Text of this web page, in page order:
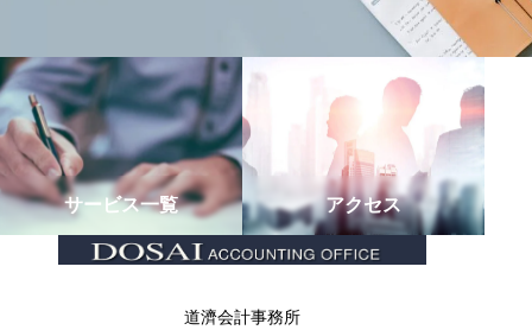
サービス一覧 アクセス
道濟会計事務所